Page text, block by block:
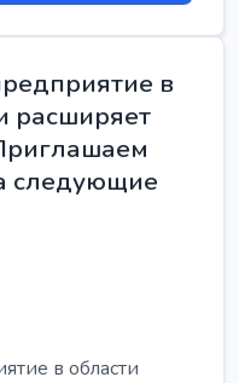
в
расширяет
следующие
в области